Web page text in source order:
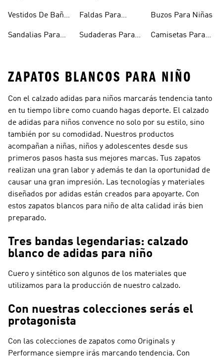
Vestidos De Baño
Sandalias Para
Faldas Para
Sudaderas Para
Buzos Para Niñas
Camisetas Para
ZAPATOS BLANCOS PARA NIÑO
Con el calzado adidas para niños marcarás tendencia tanto
en tu tiempo libre como cuando hagas deporte. El calzado
de adidas para niños convence no solo por su estilo, sino
también por su comodidad. Nuestros productos
acompañan a niñas, niños y adolescentes desde sus
primeros pasos hasta sus mejores marcas. Tus zapatos
realizan una gran labor y además te dan la oportunidad de
causar una gran impresión. Las tecnologías y materiales
diseñados por adidas están creados para apoyarte. Con
estos zapatos blancos para niño de alta calidad irás bien
preparado.
Tres bandas legendarias: calzado
blanco de adidas para niño
Cuero y sintético son algunos de los materiales que
utilizamos para la producción de nuestro calzado.
Con nuestras colecciones serás el
protagonista
Con las colecciones de zapatos como Originals y
Performance siempre irás marcando tendencia. Con